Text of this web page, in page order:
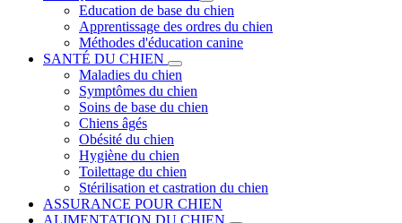
Education de base du chien
Apprentissage des ordres du chien
Méthodes d'éducation canine
SANTÉ DU CHIEN
Maladies du chien
Symptômes du chien
Soins de base du chien
Chiens âgés
Obésité du chien
Hygiène du chien
Toilettage du chien
Stérilisation et castration du chien
ASSURANCE POUR CHIEN
ALIMENTATION DU CHIEN